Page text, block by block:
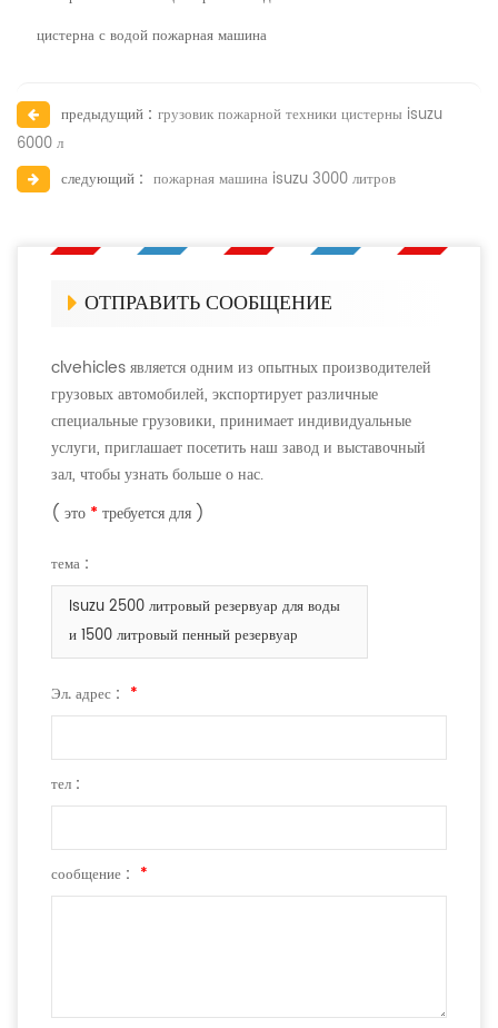
цистерна с водой пожарная машина
предыдущий : грузовик пожарной техники цистерны isuzu
6000 л
следующий : пожарная машина isuzu 3000 литров
ОТПРАВИТЬ СООБЩЕНИЕ
clvehicles является одним из опытных производителей
грузовых автомобилей, экспортирует различные
специальные грузовики, принимает индивидуальные
услуги, приглашает посетить наш завод и выставочный
зал, чтобы узнать больше о нас.
( это * требуется для )
тема :
Isuzu 2500 литровый резервуар для воды
и 1500 литровый пенный резервуар
Эл. адрес : *
тел :
сообщение : *